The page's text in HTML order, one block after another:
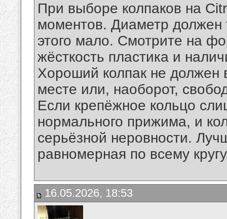
При выборе колпаков на
моментов. Диаметр должен
этого мало. Смотрите на
жёсткость пластика и
Хороший колпак не должен
месте или, наоборот,
Если крепёжное кольцо
нормального прижима, и
серьёзной неровности.
равномерная по всему
16.05.2026, 18:53